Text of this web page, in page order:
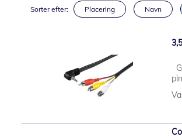
Sorter efter: Placering Navn